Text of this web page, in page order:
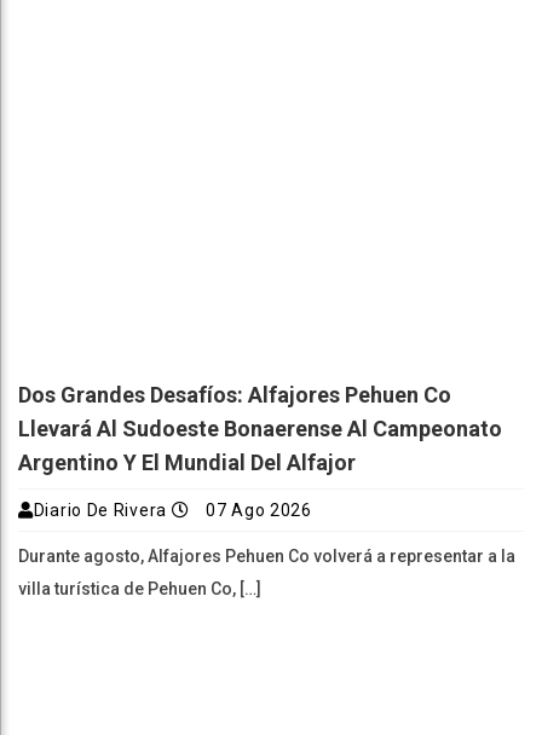
Dos Grandes Desafíos: Alfajores Pehuen Co
Llevará Al Sudoeste Bonaerense Al Campeonato
Argentino Y El Mundial Del Alfajor
Diario De Rivera 07 Ago 2026
Durante agosto, Alfajores Pehuen Co volverá a representar a la
villa turística de Pehuen Co, […]